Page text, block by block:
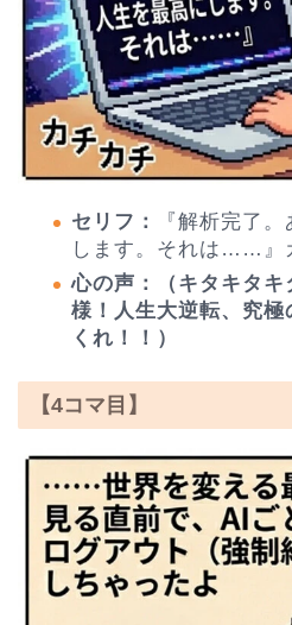
セリフ：
『解析完了
します。それは……』
心の声：（キタキタ
様！人生大逆転、究
くれ！！）
【4コマ目】